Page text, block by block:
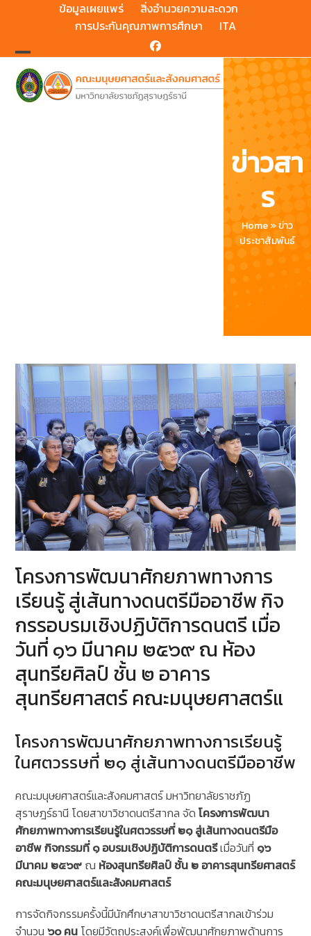
ข้อมูลเผยแพร่
สิ่งอำนวยความสะดวก
การประกันคุณภาพการศึกษา
ITA
Facebook
Open
mobile
Close
mobile
ข่าวสา
ร
Home»ข่าว
ประชาสัมพันธ์
โครงการพัฒนาศักยภาพทางการ
เรียนรู้ สู่เส้นทางดนตรีมืออาชีพ กิจ
กรรอบรมเชิงปฏิบัติการดนตรี เมื่อ
วันที่ ๑๖ มีนาคม ๒๕๖๙ ณ ห้อง
สุนทรียศิลป์ ชั้น ๒ อาคาร
สุนทรียศาสตร์ คณะมนุษยศาสตร์แ
โครงการพัฒนาศักยภาพทางการเรียนรู้
ในศตวรรษที่ ๒๑ สู่เส้นทางดนตรีมืออาชีพ
คณะมนุษยศาสตร์และสังคมศาสตร์ มหาวิทยาลัยราชภัฏ
สุราษฎร์ธานี โดยสาขาวิชาดนตรีสากล จัดโครงการพัฒนา
ศักยภาพทางการเรียนรู้ในศตวรรษที่ ๒๑ สู่เส้นทางดนตรีมือ
อาชีพ กิจกรรมที่ ๑ อบรมเชิงปฏิบัติการดนตรีเมื่อวันที่ ๑๖
มีนาคม ๒๕๖๙ ณ ห้องสุนทรียศิลป์ ชั้น ๒ อาคารสุนทรียศาสตร์
คณะมนุษยศาสตร์และสังคมศาสตร์
การจัดกิจกรรมครั้งนี้มีนักศึกษาสาขาวิชาดนตรีสากลเข้าร่วม
จำนวน๖๐ คน โดยมีวัตถุประสงค์เพื่อพัฒนาศักยภาพด้านการ